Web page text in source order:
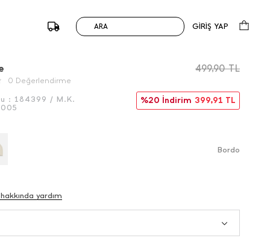
ARA GİRİŞ YAP
0 Değerlendirme
: 184399 / M.K.
499,90TL
%20 İndirim 399,91 TL
Bordo
yardım